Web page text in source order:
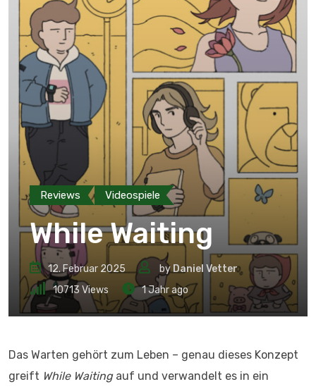
Reviews Videospiele
While Waiting
12. Februar 2025 byDaniel Vetter
10713 Views 1 Jahr ago
Das Warten gehört zum Leben – genau dieses Konzept
greift While Waitingauf und verwandelt es in ein